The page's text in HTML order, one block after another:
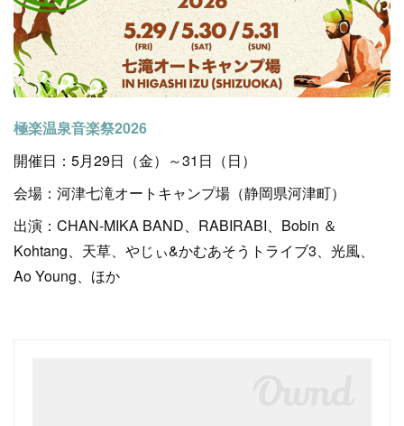
極楽温泉音楽祭2026
開催日：5月29日（金）～31日（日）
会場：河津七滝オートキャンプ場（静岡県河津町）
出演：CHAN-MIKA BAND、RABIRABI、Bobin ＆
Kohtang、天草、やじぃ&かむあそうトライブ3、光風、
Ao Young、ほか